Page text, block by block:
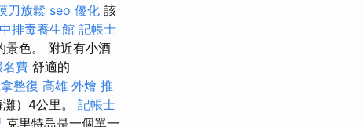
刀放鬆 seo 優化 該
排毒養生館 記帳士
景色。 附近有小酒
名費 舒適的
整復 高雄 外燴 推
）4公里。 記帳士
克里特島是一個單一